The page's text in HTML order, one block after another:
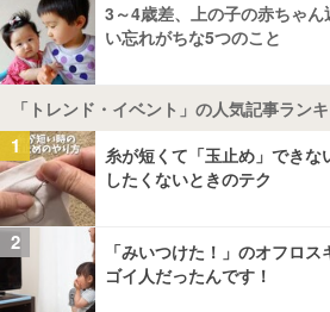
3～4歳差、上の子の赤ちゃ
い忘れがちな5つのこと
「トレンド・イベント」の人気記事ラン
1
糸が短くて「玉止め」でき
したくないときのテク
2
「みいつけた！」のオフロ
ゴイ人だったんです！